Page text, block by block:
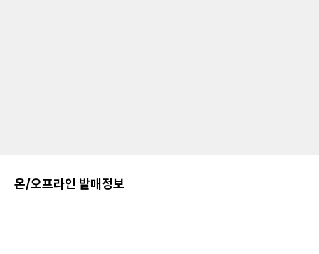
온/오프라인 발매정보